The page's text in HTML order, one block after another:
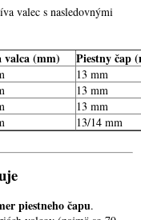
valec s nasledovnými
valca (mm) Piestny čap
13 mm
13 mm
13 mm
13/14 mm
piestneho čapu.